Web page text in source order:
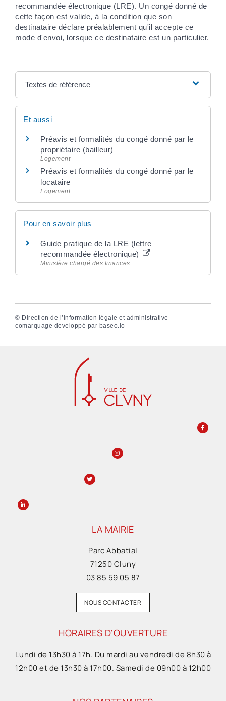
recommandée électronique (LRE). Un congé donné de
cette façon est valide, à la condition que son
destinataire déclare préalablement qu'il accepte ce
mode d'envoi, lorsque ce destinataire est un particulier.
Textes de référence
Et aussi
Préavis et formalités du congé donné par le
propriétaire (bailleur)
Logement
Préavis et formalités du congé donné par le
locataire
Logement
Pour en savoir plus
Guide pratique de la LRE (lettre
recommandée électronique)
Ministère chargé des finances
© Direction de l’information légale et administrative
comarquage developpé par baseo.io
LA MAIRIE
Parc Abbatial
71250 Cluny
03 85 59 05 87
NOUS CONTACTER
HORAIRES D'OUVERTURE
Lundi de 13h30 à 17h. Du mardi au vendredi de 8h30 à
12h00 et de 13h30 à 17h00. Samedi de 09h00 à 12h00